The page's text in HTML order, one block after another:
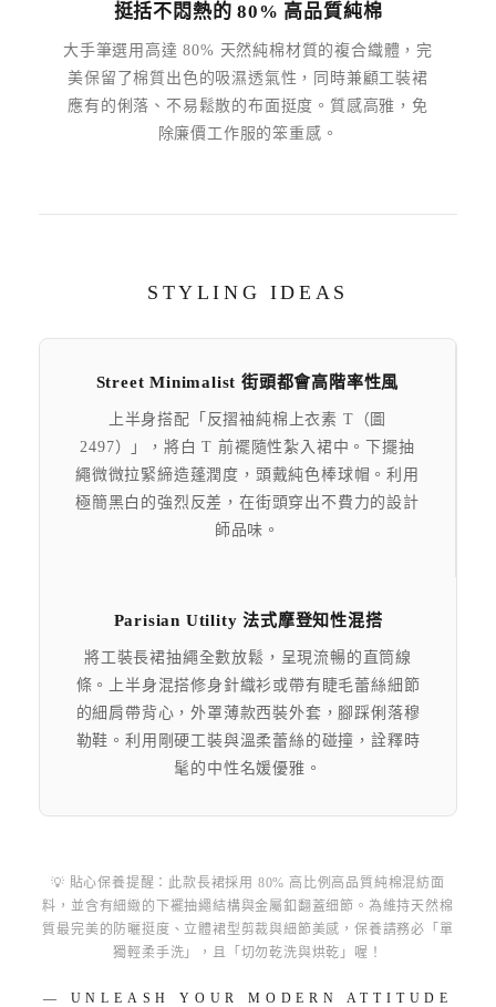
挺括不悶熱的 80% 高品質純棉
大手筆選用高達 80% 天然純棉材質的複合織體，完
美保留了棉質出色的吸濕透氣性，同時兼顧工裝裙
應有的俐落、不易鬆散的布面挺度。質感高雅，免
除廉價工作服的笨重感。
STYLING IDEAS
Street Minimalist 街頭都會高階率性風
上半身搭配「反摺袖純棉上衣素 T（圖
2497）」，將白 T 前襬隨性紮入裙中。下擺抽
繩微微拉緊締造蓬潤度，頭戴純色棒球帽。利用
極簡黑白的強烈反差，在街頭穿出不費力的設計
師品味。
Parisian Utility 法式摩登知性混搭
將工裝長裙抽繩全數放鬆，呈現流暢的直筒線
條。上半身混搭修身針織衫或帶有睫毛蕾絲細節
的細肩帶背心，外罩薄款西裝外套，腳踩俐落穆
勒鞋。利用剛硬工裝與溫柔蕾絲的碰撞，詮釋時
髦的中性名媛優雅。
💡 貼心保養提醒：此款長裙採用 80% 高比例高品質純棉混紡面
料，並含有細緻的下襬抽繩結構與金屬釦翻蓋细節。為維持天然棉
質最完美的防曬挺度、立體裙型剪裁與細節美感，保養請務必「單
獨輕柔手洗」，且「切勿乾洗與烘乾」喔！
— UNLEASH YOUR MODERN ATTITUDE